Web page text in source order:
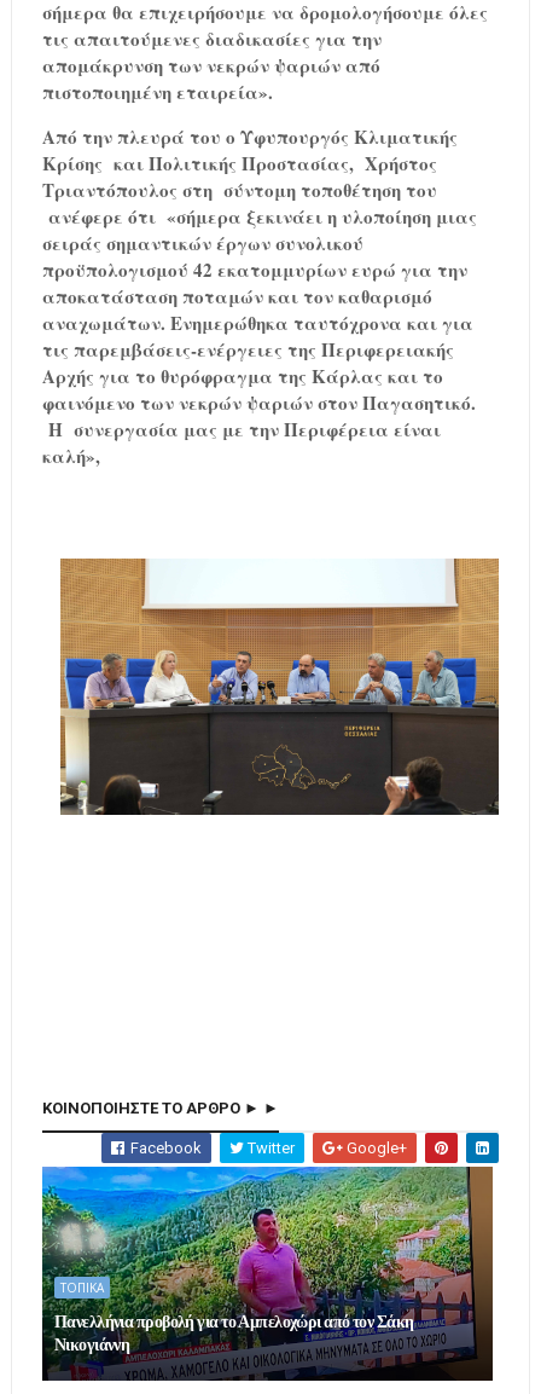
σήμερα θα επιχειρήσουμε να δρομολογήσουμε όλες
τις απαιτούμενες διαδικασίες για την
απομάκρυνση των νεκρών ψαριών από
πιστοποιημένη εταιρεία».
Από την πλευρά του ο Υφυπουργός Κλιματικής
Κρίσης και Πολιτικής Προστασίας, Χρήστος
Τριαντόπουλος στη σύντομη τοποθέτηση του
ανέφερε ότι «σήμερα ξεκινάει η υλοποίηση μιας
σειράς σημαντικών έργων συνολικού
προϋπολογισμού 42 εκατομμυρίων ευρώ για την
αποκατάσταση ποταμών και τον καθαρισμό
αναχωμάτων. Ενημερώθηκα ταυτόχρονα και για
τις παρεμβάσεις-ενέργειες της Περιφερειακής
Αρχής για το θυρόφραγμα της Κάρλας και το
φαινόμενο των νεκρών ψαριών στον Παγασητικό.
Η συνεργασία μας με την Περιφέρεια είναι
καλή»,
ΚΟΙΝΟΠΟΙΗΣΤΕ ΤΟ ΑΡΘΡΟ ► ►
Facebook Twitter Google+
ΤΟΠΙΚΑ
Πανελλήνια προβολή για το Αμπελοχώρι από τον Σάκη
Νικογιάννη